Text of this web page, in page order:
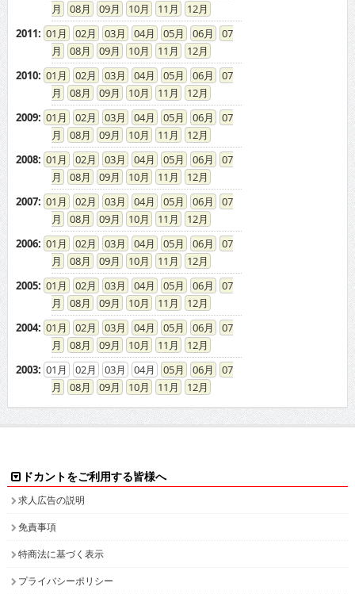
08
09 10 11
12
2011: 01 02 03 04 05 06
07
08
09 10 11
12
2010: 01 02 03 04 05 06
07
08
09 10 11
12
2009: 01 02 03 04 05 06
07
08
09 10 11
12
2008: 01 02 03 04 05 06
07
08
09 10 11
12
2007: 01 02 03 04 05 06
07
08
09 10 11
12
2006: 01 02 03 04 05 06
07
08
09 10 11
12
2005: 01 02 03 04 05 06
07
08
09 10 11
12
2004: 01 02 03 04 05 06
07
08
09 10 11
12
2003: 01 02 03 04 05 06
07
08
09 10 11 12
ドカントをご利用する皆様へ
求人広告の説明
免責事項
特商法に基づく表示
プライバシーポリシー